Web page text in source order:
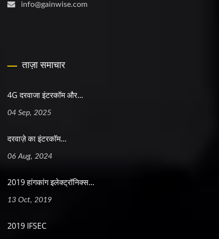
info@gainwise.com
ताज़ा समाचार
4G दरवाजा इंटरकॉम और...
04 Sep, 2025
दरवाज़े का इंटरकॉम...
06 Aug, 2024
2019 हांगकांग इलेक्ट्रॉनिक्स...
13 Oct, 2019
2019 IFSEC